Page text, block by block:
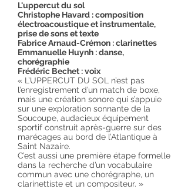
L'uppercut du sol
Christophe Havard : composition
électroacoustique et instrumentale,
prise de sons et texte
Fabrice Arnaud-Crémon : clarinettes
Emmanuelle Huynh : danse,
chorégraphie
Frédéric Bechet : voix
« L’UPPERCUT DU SOL n’est pas
l’enregistrement d’un match de boxe,
mais une création sonore qui s’appuie
sur une exploration sonnante de la
Soucoupe, audacieux équipement
sportif construit après-guerre sur des
marécages au bord de l’Atlantique à
Saint Nazaire.
C’est aussi une première étape formelle
dans la recherche d’un vocabulaire
commun avec une chorégraphe, un
clarinettiste et un compositeur. »